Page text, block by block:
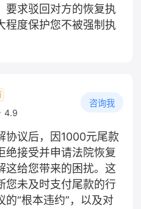
要求驳回对方的恢复执
程度保护您不被强制执
4.9
咨询我
协议后，因1000元尾款
绝接受并申请法院恢复
这给您带来的困扰。这
您未及时支付尾款的行
“根本违约”，以及对